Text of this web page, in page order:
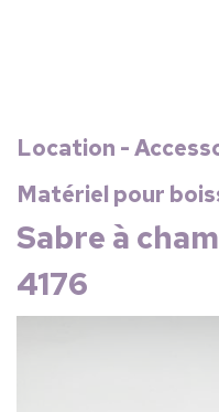
Location -
Matériel pour
Sabre à
4176